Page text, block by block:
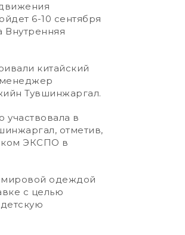
6-10 сентября
Внутренняя
китайский
менеджер
Тувшинжаргал.
в
отметив,
ЭКСПО в
одеждой
с целью